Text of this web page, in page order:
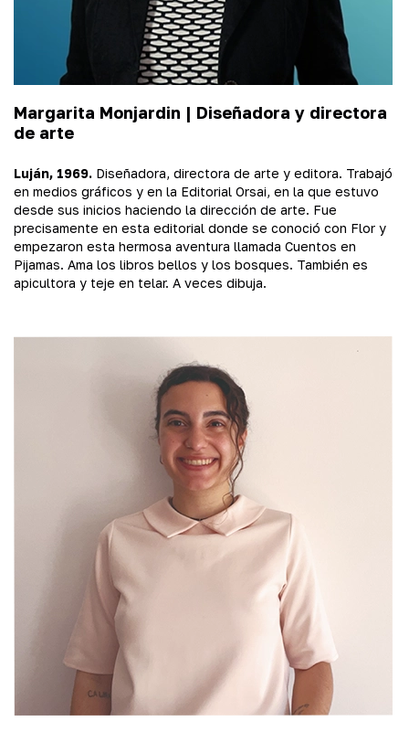
Margarita Monjardin | Diseñadora y directora
de arte
Luján, 1969. Diseñadora, directora de arte y editora. Trabajó
en medios gráficos y en la Editorial Orsai, en la que estuvo
desde sus inicios haciendo la dirección de arte. Fue
precisamente en esta editorial donde se conoció con Flor y
empezaron esta hermosa aventura llamada Cuentos en
Pijamas. Ama los libros bellos y los bosques. También es
apicultora y teje en telar. A veces dibuja.